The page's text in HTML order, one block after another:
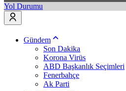
Yol Durumu
Gündem
Son Dakika
Korona Virüs
ABD Başkanlık Seçimleri
Fenerbahçe
Ak Parti